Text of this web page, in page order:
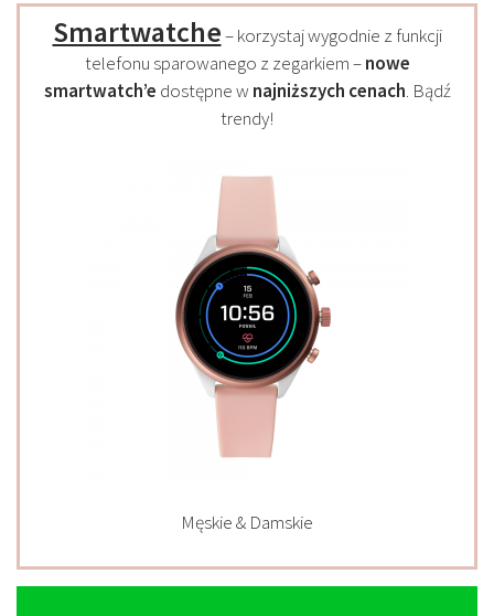
Smartwatche– korzystaj wygodnie z funkcji
telefonu sparowanego z zegarkiem –nowe
smartwatch’e dostępne w najniższych cenach. Bądź
trendy!
Męskie & Damskie